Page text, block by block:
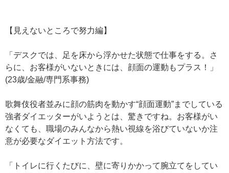
【見えないところで努力編】
「デスクでは、足を床から浮かせた状態で仕事をする。さ
らに、お客様がいないときには、顔面の運動もプラス！」
(23歳/金融/専門系事務)
歌舞伎役者並みに顔の筋肉を動かす“顔面運動”までしている
強者ダイエッターがいようとは、驚きですね。お客様がい
なくても、職場のみんなから熱い視線を浴びていないか注
意が必要なダイエット方法です。
「トイレに行くたびに、壁に寄りかかって腕立てをしてい